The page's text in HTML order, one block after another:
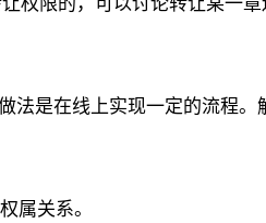
是在线上实现一定的流程
属关系。